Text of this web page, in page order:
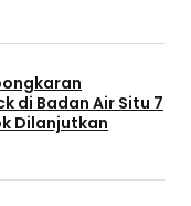
di Badan Air Situ 7
Dilanjutkan